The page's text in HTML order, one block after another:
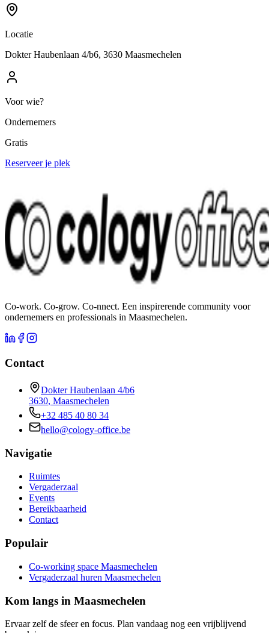
Locatie
Dokter Haubenlaan 4/b6, 3630 Maasmechelen
Voor wie?
Ondernemers
Gratis
Reserveer je plek
Co-work. Co-grow. Co-nnect. Een inspirerende community voor
ondernemers en professionals in Maasmechelen.
Contact
Dokter Haubenlaan 4/b6
3630, Maasmechelen
+32 485 40 80 34
hello@cology-office.be
Navigatie
Ruimtes
Vergaderzaal
Events
Bereikbaarheid
Contact
Populair
Co-working space Maasmechelen
Vergaderzaal huren Maasmechelen
Kom langs in Maasmechelen
Ervaar zelf de sfeer en focus. Plan vandaag nog een vrijblijvend